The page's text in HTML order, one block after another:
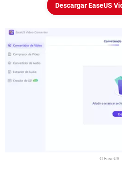
Descargar EaseUS
© EaseUS